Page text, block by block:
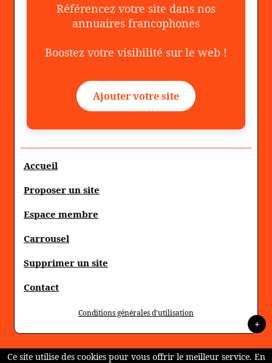
Référencez votre site dans nos
annuaires francophones
Boostez votre visibilité sur le web !
Ajouter votre site
Accueil
Proposer un site
Espace membre
Carrousel
Supprimer un site
Contact
Conditions générales d'utilisation
+
Ce site utilise des cookies pour vous offrir le meilleur service. En